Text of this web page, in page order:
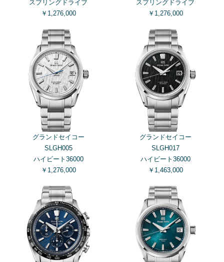
スプリングドライブ
￥1,276,000
スプリングドライブ
￥1,276,000
グランドセイコー
SLGH005
ハイビート36000
￥1,276,000
グランドセイコー
SLGH017
ハイビート36000
￥1,463,000